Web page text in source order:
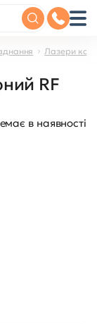
Лазери
RF
в наявності